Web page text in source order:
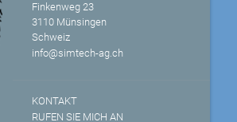
Finkenweg 23
3110 Münsingen
Schweiz
info@simtech-ag.ch
KONTAKT
RUFEN SIE MICH AN